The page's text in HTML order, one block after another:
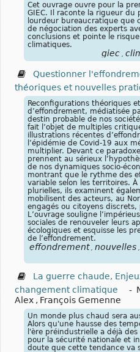
Cet ouvrage ouvre pour la
GIEC. Il raconte la rigueur du
lourdeur bureaucratique que
de négociation des experts
conclusions et pointe le
climatiques.
giec ,
Questionner
théoriques et nouvelles
Reconfigurations théoriques
d’effondrement, médiatisée
destin probable de nos
fait l’objet de multiples
illustrations récentes
l’épidémie de Covid-19 aux
multiplier. Devant ce
prennent au sérieux
de nos dynamiques socio-
montrant que le rythme des
variable selon les territoires.
plurielles, ils examinent
mobilisent des acteurs, au
engagés ou citoyens
L’ouvrage souligne
sociales de renouveler leurs
écologiques et esquisse les
de l’effondrement.
effondrement nouvelles
La guerre chaude,
changement climatique
-
Alex , François Gemenne
Un monde plus chaud sera
Alors qu'une hausse des
l'ère préindustrielle a déjà
pour la sécurité nationale et
doute que cette tendance va